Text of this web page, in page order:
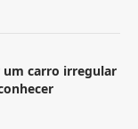
um carro irregular